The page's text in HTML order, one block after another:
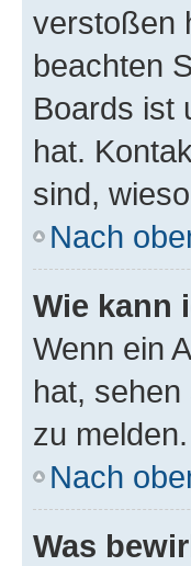
verstoßen
beachten
Boards ist
hat.
sind,
Nach
Wie kann
Wenn ein
hat,
zu
Nach
Was